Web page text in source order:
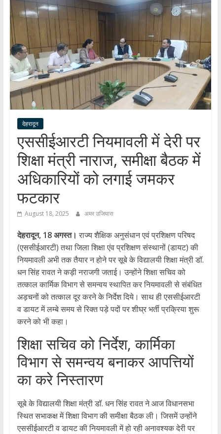
हर
खबर
।
सच्ची
खबर
।
सबकी
खबर
देहरादून
एससीईआरटी नियमावली में देरी पर
शिक्षा मंत्री नाराज, समीक्षा बैठक में
अधिकारियों को लगाई जमकर
फटकार
August 18, 2025 अमर उजियारा
देहरादून, 18 अगस्त।राज्य शैक्षिक अनुसंधान एवं प्रशिक्षण परिषद
(एससीईआरटी) तथा जिला शिक्षा एंव प्रशिक्षण संस्थानों (डायट) की
नियमावली अभी तक तैयार न होने पर सूबे के विद्यालयी शिक्षा मंत्री डॉ.
धन सिंह रावत ने कड़ी नराजगी जताई। उन्होंने शिक्षा सचिव को
तत्काल कार्मिक विभाग से समन्वय स्थापित कर नियमावली से संबंधित
अड़चनों को तत्काल दूर करने के निर्देश दिये। साथ ही एससीईआरटी
व डायट में लम्बे समय से रिक्त पड़े पदों पर शीघ्र भर्ती प्रक्रिया शुरू
करने को भी कहा।
शिक्षा सचिव को निर्देश, कार्मिका
विभाग से समन्वय बनाकर आपत्तियों
का करे निस्तारण
सूबे के विद्यालयी शिक्षा मंत्री डॉ. धन सिंह रावत ने आज विधानसभा
स्थित सभाकक्ष में शिक्षा विभाग की समीक्षा बैठक ली। जिसमें उन्होंने
एससीईआरटी व डायट की नियमावली में हो रही अनावश्यक देरी पर